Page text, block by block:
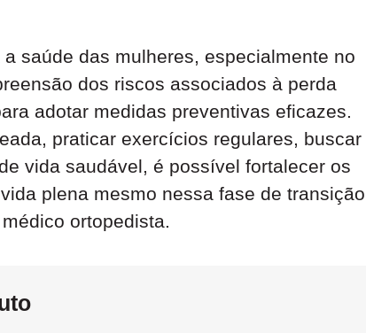
saúde das mulheres, especialmente no
dos riscos associados à perda
adotar medidas preventivas eficazes.
praticar exercícios regulares, buscar
vida saudável, é possível fortalecer os
plena mesmo nessa fase de
ortopedista.